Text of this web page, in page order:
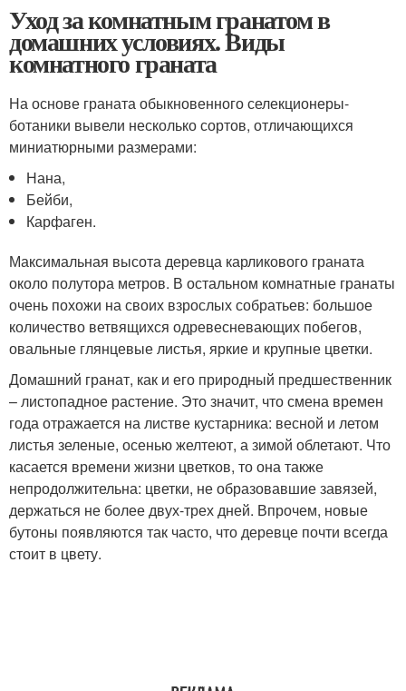
Уход за комнатным гранатом в
домашних условиях. Виды
комнатного граната
На основе граната обыкновенного селекционеры-
ботаники вывели несколько сортов, отличающихся
миниатюрными размерами:
Нана,
Бейби,
Карфаген.
Максимальная высота деревца карликового граната
около полутора метров. В остальном комнатные гранаты
очень похожи на своих взрослых собратьев: большое
количество ветвящихся одревесневающих побегов,
овальные глянцевые листья, яркие и крупные цветки.
Домашний гранат, как и его природный предшественник
– листопадное растение. Это значит, что смена времен
года отражается на листве кустарника: весной и летом
листья зеленые, осенью желтеют, а зимой облетают. Что
касается времени жизни цветков, то она также
непродолжительна: цветки, не образовавшие завязей,
держаться не более двух-трех дней. Впрочем, новые
бутоны появляются так часто, что деревце почти всегда
стоит в цвету.